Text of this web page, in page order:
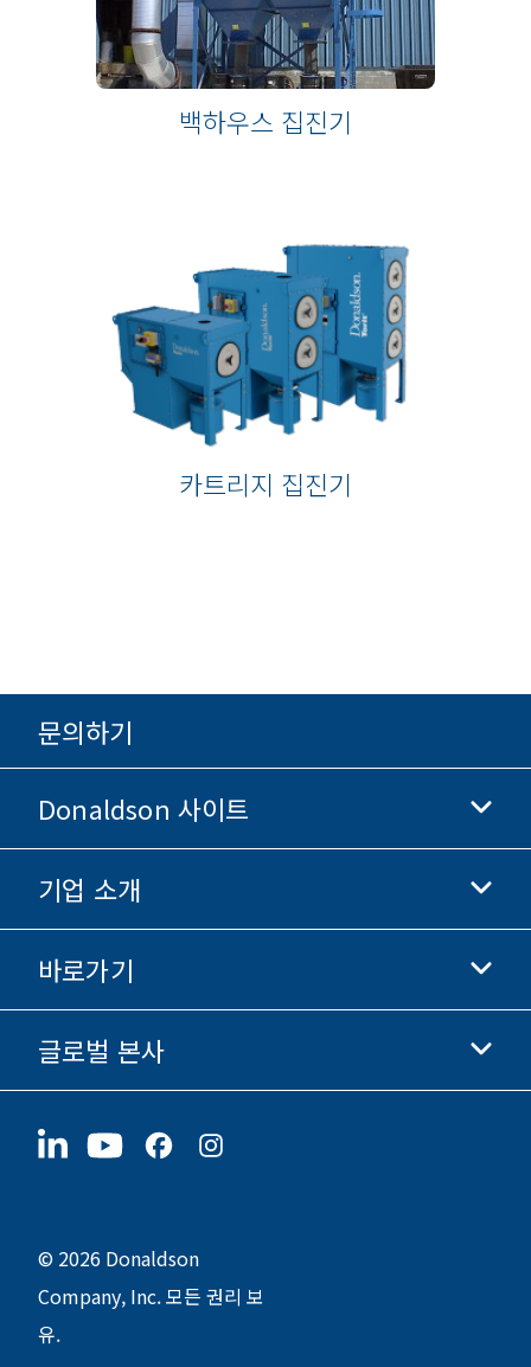
백하우스 집진기
카트리지 집진기
문의하기
Donaldson 사이트
Donaldson 생명과학
Donaldson 쇼핑
기업 소개
기업 정보
윤리 및 준법 경영
채용 정보
바로가기
투자자 정보
협력업체
지속가능성
글로벌 본사
1400 W 94th Street
© 2026 Donaldson
Company, Inc. 모든 권리 보
유.